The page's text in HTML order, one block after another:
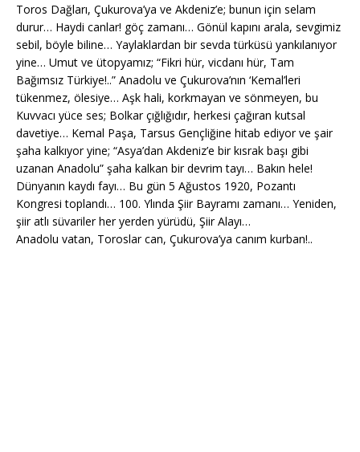
Toros Dağları, Çukurova’ya ve Akdeniz’e; bunun için selam
durur… Haydi canlar! göç zamanı… Gönül kapını arala, sevgimiz
sebil, böyle biline… Yaylaklardan bir sevda türküsü yankılanıyor
yine… Umut ve ütopyamız; “Fikri hür, vicdanı hür, Tam
Bağımsız Türkiye!..” Anadolu ve Çukurova’nın ‘Kemal’leri
tükenmez, ölesiye… Aşk hali, korkmayan ve sönmeyen, bu
Kuvvacı yüce ses; Bolkar çığlığıdır, herkesi çağıran kutsal
davetiye… Kemal Paşa, Tarsus Gençliğine hitab ediyor ve şair
şaha kalkıyor yine; “Asya’dan Akdeniz’e bir kısrak başı gibi
uzanan Anadolu” şaha kalkan bir devrim tayı… Bakın hele!
Dünyanın kaydı fayı… Bu gün 5 Ağustos 1920, Pozantı
Kongresi toplandı… 100. Ylında Şiir Bayramı zamanı… Yeniden,
şiir atlı süvariler her yerden yürüdü, Şiir Alayı…
Anadolu vatan, Toroslar can, Çukurova’ya canım kurban!..